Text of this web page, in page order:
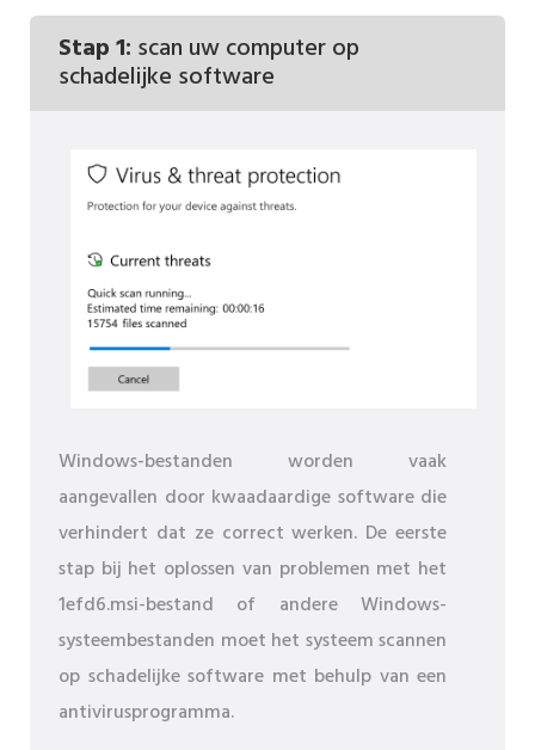
Stap 1: scan uw computer op
schadelijke software
Windows-bestanden worden vaak
aangevallen door kwaadaardige software die
verhindert dat ze correct werken. De eerste
stap bij het oplossen van problemen met het
1efd6.msi-bestand of andere Windows-
systeembestanden moet het systeem scannen
op schadelijke software met behulp van een
antivirusprogramma.